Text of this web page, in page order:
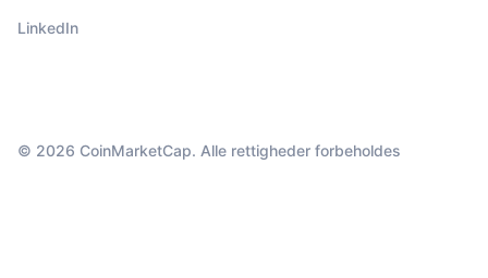
LinkedIn
© 2026 CoinMarketCap. Alle rettigheder forbeholdes